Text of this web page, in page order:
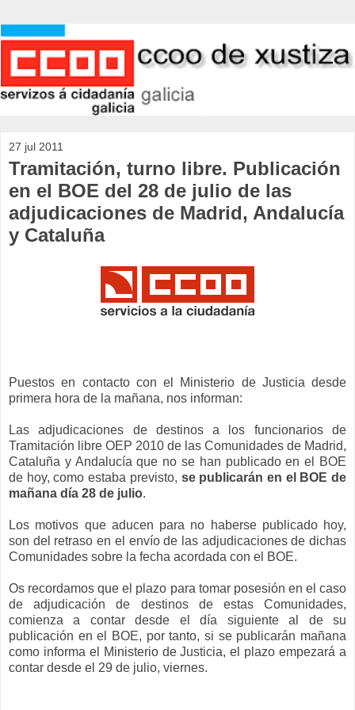
27 jul 2011
Tramitación, turno libre. Publicación
en el BOE del 28 de julio de las
adjudicaciones de Madrid, Andalucía
y Cataluña
Puestos en contacto con el Ministerio de Justicia desde
primera hora de la mañana, nos informan:
Las adjudicaciones de destinos a los funcionarios de
Tramitación libre OEP 2010 de las Comunidades de Madrid,
Cataluña y Andalucía que no se han publicado en el BOE
de hoy, como estaba previsto, se publicarán en el BOE de
mañana día 28 de julio.
Los motivos que aducen para no haberse publicado hoy,
son del retraso en el envío de las adjudicaciones de dichas
Comunidades sobre la fecha acordada con el BOE.
Os recordamos que el plazo para tomar posesión en el caso
de adjudicación de destinos de estas Comunidades,
comienza a contar desde el día siguiente al de su
publicación en el BOE, por tanto, si se publicarán mañana
como informa el Ministerio de Justicia, el plazo empezará a
contar desde el 29 de julio, viernes.